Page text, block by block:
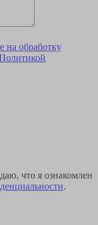
на обработку
что я ознакомлен
.